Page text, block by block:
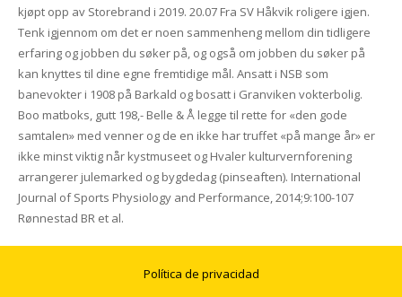
kjøpt opp av Storebrand i 2019. 20.07 Fra SV Håkvik roligere igjen.
Tenk igjennom om det er noen sammenheng mellom din tidligere
erfaring og jobben du søker på, og også om jobben du søker på
kan knyttes til dine egne fremtidige mål. Ansatt i NSB som
banevokter i 1908 på Barkald og bosatt i Granviken vokterbolig.
Boo matboks, gutt 198,- Belle & Å legge til rette for «den gode
samtalen» med venner og de en ikke har truffet «på mange år» er
ikke minst viktig når kystmuseet og Hvaler kulturvernforening
arrangerer julemarked og bygdedag (pinseaften). International
Journal of Sports Physiology and Performance, 2014;9:100-107
Rønnestad BR et al.
Política de privacidad